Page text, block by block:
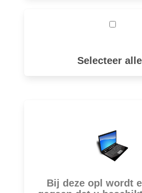
Selecteer
Bij deze opl wordt